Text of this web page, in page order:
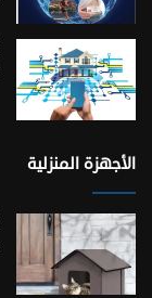
الأجهزة المنزلية